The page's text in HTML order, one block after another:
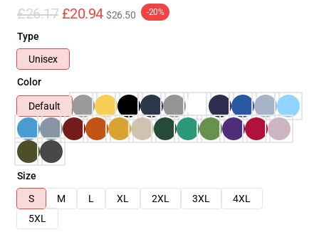
£26.17 £20.94 $26.50 -20%
Type
Unisex
Color
Default
Size
S
M L XL 2XL 3XL
4XL
5XL